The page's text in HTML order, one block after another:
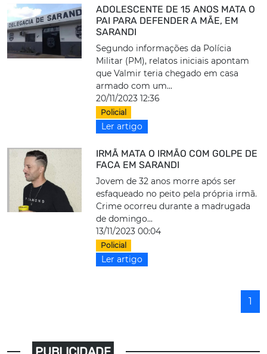
ADOLESCENTE DE 15 ANOS MATA O
PAI PARA DEFENDER A MÃE, EM
SARANDI
Segundo informações da Polícia
Militar (PM), relatos iniciais apontam
que Valmir teria chegado em casa
armado com um...
20/11/2023 12:36
Policial
Ler artigo
IRMÃ MATA O IRMÃO COM GOLPE DE
FACA EM SARANDI
Jovem de 32 anos morre após ser
esfaqueado no peito pela própria irmã.
Crime ocorreu durante a madrugada
de domingo...
13/11/2023 00:04
Policial
Ler artigo
1